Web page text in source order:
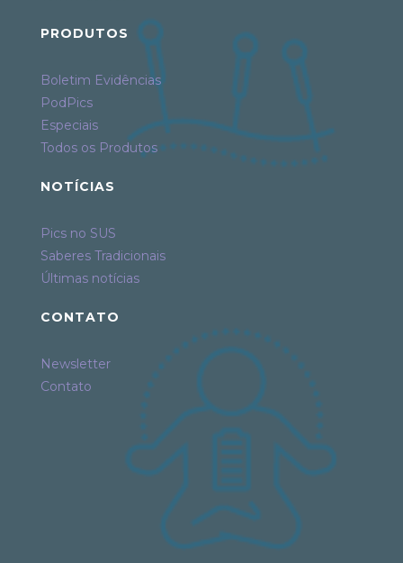
PRODUTOS
Boletim Evidências
PodPics
Especiais
Todos os Produtos
NOTÍCIAS
Pics no SUS
Saberes Tradicionais
Últimas notícias
CONTATO
Newsletter
Contato